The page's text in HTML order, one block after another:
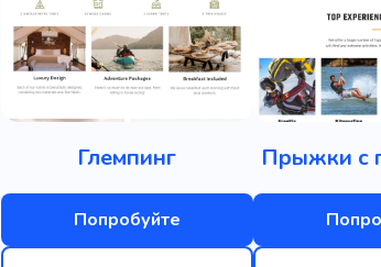
Глемпинг
Попробуйте
Прыжки с